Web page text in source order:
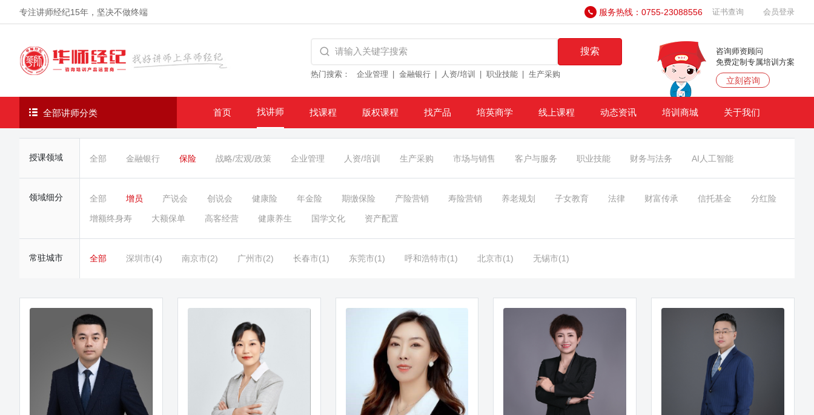
专注讲师经纪15年 ，坚决不做终端 服务热线：0755-23088556 证书查询 会员登录
搜索
热门搜索： 企业管理 金融银行 人资/培训 职业技能 生产采购
咨询师资顾问
免费定制专属培训方案
立刻咨询
全部讲师分类 首页 找讲师 找课程 版权课程 找产品 培英商学 线上课程 动态资讯 培训商城 关于我们
授课领域 全部 金融银行 保险 战略/宏观/政策 企业管理 人资/培训 生产采购 市场与销售 客户与服务 职业技能 财务与法务 AI人工智能
领域细分 全部 增员 产说会 创说会 健康险 年金险 期缴保险 产险营销 寿险营销 养老规划 子女教育 法律 财富传承 信托基金 分红险
增额终身寿 大额保单 高客经营 健康养生 国学文化 资产配置
常驻城市 全部 深圳市(4) 南京市(2) 广州市(2) 长春市(1) 东莞市(1) 呼和浩特市(1) 北京市(1) 无锡市(1)